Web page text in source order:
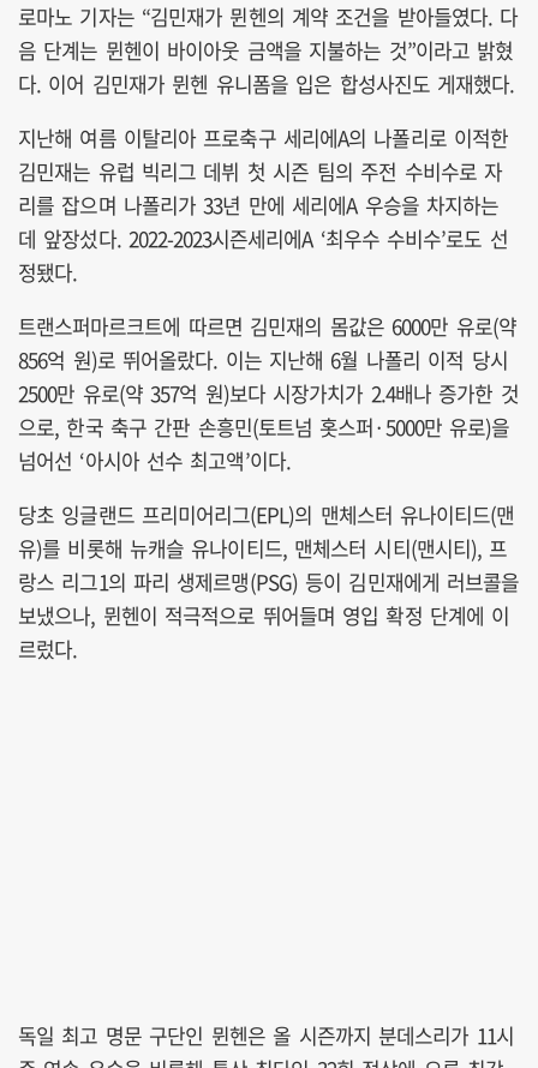
로마노 기자는 “김민재가 뮌헨의 계약 조건을 받아들였다. 다
음 단계는 뮌헨이 바이아웃 금액을 지불하는 것”이라고 밝혔
다. 이어 김민재가 뮌헨 유니폼을 입은 합성사진도 게재했다.
지난해 여름 이탈리아 프로축구 세리에A의 나폴리로 이적한
김민재는 유럽 빅리그 데뷔 첫 시즌 팀의 주전 수비수로 자
리를 잡으며 나폴리가 33년 만에 세리에A 우승을 차지하는
데 앞장섰다. 2022-2023시즌세리에A ‘최우수 수비수’로도 선
정됐다.
트랜스퍼마르크트에 따르면 김민재의 몸값은 6000만 유로(약
856억 원)로 뛰어올랐다. 이는 지난해 6월 나폴리 이적 당시
2500만 유로(약 357억 원)보다 시장가치가 2.4배나 증가한 것
으로, 한국 축구 간판 손흥민(토트넘 홋스퍼·5000만 유로)을
넘어선 ‘아시아 선수 최고액’이다.
당초 잉글랜드 프리미어리그(EPL)의 맨체스터 유나이티드(맨
유)를 비롯해 뉴캐슬 유나이티드, 맨체스터 시티(맨시티), 프
랑스 리그1의 파리 생제르맹(PSG) 등이 김민재에게 러브콜을
보냈으나, 뮌헨이 적극적으로 뛰어들며 영입 확정 단계에 이
르렀다.
독일 최고 명문 구단인 뮌헨은 올 시즌까지 분데스리가 11시